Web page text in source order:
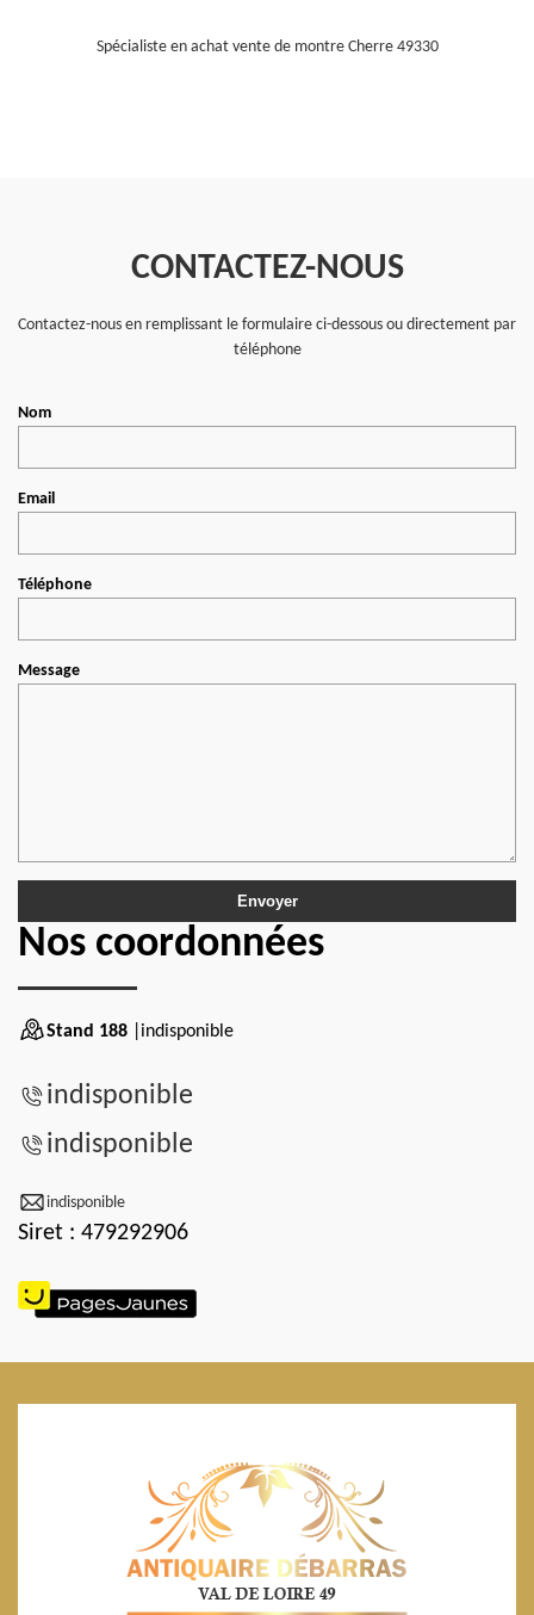
Spécialiste en achat vente de montre Cherre 49330
CONTACTEZ-NOUS
Contactez-nous en remplissant le formulaire ci-dessous ou directement par
téléphone
Nom
Email
Téléphone
Message
Nos coordonnées
Stand 188 |indisponible
indisponible
indisponible
indisponible
Siret : 479292906